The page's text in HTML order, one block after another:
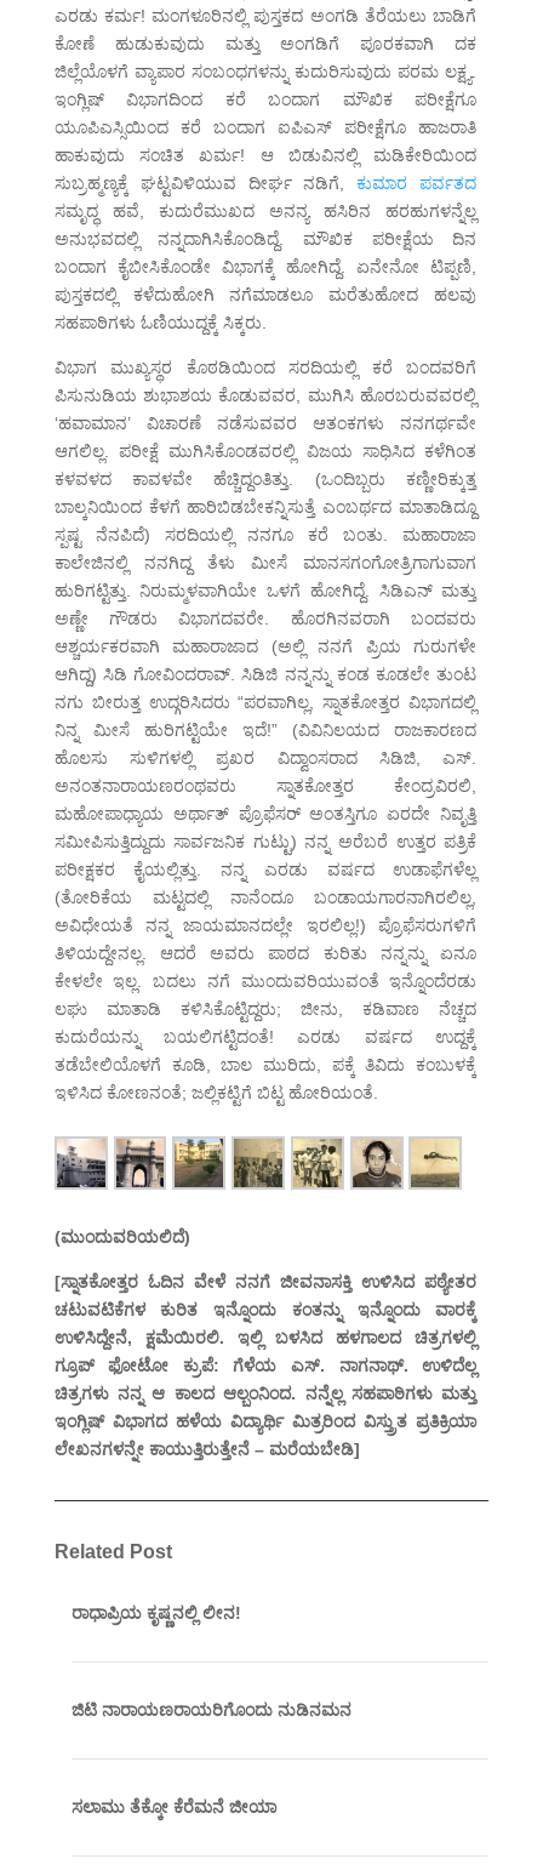
ಎರಡು ಕರ್ಮ! ಮಂಗಳೂರಿನಲ್ಲಿ ಪುಸ್ತಕದ ಅಂಗಡಿ ತೆರೆಯಲು ಬಾಡಿಗೆ
ಕೋಣೆ ಹುಡುಕುವುದು ಮತ್ತು ಅಂಗಡಿಗೆ ಪೂರಕವಾಗಿ ದಕ
ಜಿಲ್ಲೆಯೊಳಗೆ ವ್ಯಾಪಾರ ಸಂಬಂಧಗಳನ್ನು ಕುದುರಿಸುವುದು ಪರಮ ಲಕ್ಷ್ಯ.
ಇಂಗ್ಲಿಷ್ ವಿಭಾಗದಿಂದ ಕರೆ ಬಂದಾಗ ಮೌಖಿಕ ಪರೀಕ್ಷೆಗೂ
ಯೂಪಿಎಸ್ಸಿಯಿಂದ ಕರೆ ಬಂದಾಗ ಐಪಿಎಸ್ ಪರೀಕ್ಷೆಗೂ ಹಾಜರಾತಿ
ಹಾಕುವುದು ಸಂಚಿತ ಖರ್ಮ! ಆ ಬಿಡುವಿನಲ್ಲಿ ಮಡಿಕೇರಿಯಿಂದ
ಸುಬ್ರಹ್ಮಣ್ಯಕ್ಕೆ ಘಟ್ಟವಿಳಿಯುವ ದೀರ್ಘ ನಡಿಗೆ,ಕುಮಾರ ಪರ್ವತದ
ಸಮೃದ್ಧ ಹವೆ, ಕುದುರೆಮುಖದ ಅನನ್ಯ ಹಸಿರಿನ ಹರಹುಗಳನ್ನೆಲ್ಲ
ಅನುಭವದಲ್ಲಿ ನನ್ನದಾಗಿಸಿಕೊಂಡಿದ್ದೆ. ಮೌಖಿಕ ಪರೀಕ್ಷೆಯ ದಿನ
ಬಂದಾಗ ಕೈಬೀಸಿಕೊಂಡೇ ವಿಭಾಗಕ್ಕೆ ಹೋಗಿದ್ದೆ. ಏನೇನೋ ಟಿಪ್ಪಣಿ,
ಪುಸ್ತಕದಲ್ಲಿ ಕಳೆದುಹೋಗಿ ನಗೆಮಾಡಲೂ ಮರೆತುಹೋದ ಹಲವು
ಸಹಪಾಠಿಗಳು ಓಣಿಯುದ್ದಕ್ಕೆ ಸಿಕ್ಕರು.
ವಿಭಾಗ ಮುಖ್ಯಸ್ಥರ ಕೊಠಡಿಯಿಂದ ಸರದಿಯಲ್ಲಿ ಕರೆ ಬಂದವರಿಗೆ
ಪಿಸುನುಡಿಯ ಶುಭಾಶಯ ಕೊಡುವವರ, ಮುಗಿಸಿ ಹೊರಬರುವವರಲ್ಲಿ
‘ಹವಾಮಾನ’ ವಿಚಾರಣೆ ನಡೆಸುವವರ ಆತಂಕಗಳು ನನಗರ್ಥವೇ
ಆಗಲಿಲ್ಲ. ಪರೀಕ್ಷೆ ಮುಗಿಸಿಕೊಂಡವರಲ್ಲಿ ವಿಜಯ ಸಾಧಿಸಿದ ಕಳೆಗಿಂತ
ಕಳವಳದ ಕಾವಳವೇ ಹೆಚ್ಚಿದ್ದಂತಿತ್ತು. (ಒಂದಿಬ್ಬರು ಕಣ್ಣೀರಿಕ್ಕುತ್ತ
ಬಾಲ್ಕನಿಯಿಂದ ಕೆಳಗೆ ಹಾರಿಬಿಡಬೇಕನ್ನಿಸುತ್ತೆ ಎಂಬರ್ಥದ ಮಾತಾಡಿದ್ದೂ
ಸ್ಪಷ್ಟ ನೆನಪಿದೆ) ಸರದಿಯಲ್ಲಿ ನನಗೂ ಕರೆ ಬಂತು. ಮಹಾರಾಜಾ
ಕಾಲೇಜಿನಲ್ಲಿ ನನಗಿದ್ದ ತೆಳು ಮೀಸೆ ಮಾನಸಗಂಗೋತ್ರಿಗಾಗುವಾಗ
ಹುರಿಗಟ್ಟಿತ್ತು. ನಿರುಮ್ಮಳವಾಗಿಯೇ ಒಳಗೆ ಹೋಗಿದ್ದೆ. ಸಿಡಿಎನ್ ಮತ್ತು
ಅಣ್ಣೇ ಗೌಡರು ವಿಭಾಗದವರೇ. ಹೊರಗಿನವರಾಗಿ ಬಂದವರು
ಆಶ್ಚರ್ಯಕರವಾಗಿ ಮಹಾರಾಜಾದ (ಅಲ್ಲಿ ನನಗೆ ಪ್ರಿಯ ಗುರುಗಳೇ
ಆಗಿದ್ದ) ಸಿಡಿ ಗೋವಿಂದರಾವ್. ಸಿಡಿಜಿ ನನ್ನನ್ನು ಕಂಡ ಕೂಡಲೇ ತುಂಟ
ನಗು ಬೀರುತ್ತ ಉದ್ಗರಿಸಿದರು “ಪರವಾಗಿಲ್ಲ, ಸ್ನಾತಕೋತ್ತರ ವಿಭಾಗದಲ್ಲಿ
ನಿನ್ನ ಮೀಸೆ ಹುರಿಗಟ್ಟಿಯೇ ಇದೆ!” (ವಿವಿನಿಲಯದ ರಾಜಕಾರಣದ
ಹೊಲಸು ಸುಳಿಗಳಲ್ಲಿ ಪ್ರಖರ ವಿದ್ವಾಂಸರಾದ ಸಿಡಿಜಿ, ಎಸ್.
ಅನಂತನಾರಾಯಣರಂಥವರು ಸ್ನಾತಕೋತ್ತರ ಕೇಂದ್ರವಿರಲಿ,
ಮಹೋಪಾಧ್ಯಾಯ ಅರ್ಥಾತ್ ಪ್ರೊಫೆಸರ್ ಅಂತಸ್ತಿಗೂ ಏರದೇ ನಿವೃತ್ತಿ
ಸಮೀಪಿಸುತ್ತಿದ್ದುದು ಸಾರ್ವಜನಿಕ ಗುಟ್ಟು) ನನ್ನ ಅರೆಬರೆ ಉತ್ತರ ಪತ್ರಿಕೆ
ಪರೀಕ್ಷಕರ ಕೈಯಲ್ಲಿತ್ತು. ನನ್ನ ಎರಡು ವರ್ಷದ ಉಡಾಫೆಗಳೆಲ್ಲ
(ತೋರಿಕೆಯ ಮಟ್ಟದಲ್ಲಿ ನಾನೆಂದೂ ಬಂಡಾಯಗಾರನಾಗಿರಲಿಲ್ಲ,
ಅವಿಧೇಯತೆ ನನ್ನ ಜಾಯಮಾನದಲ್ಲೇ ಇರಲಿಲ್ಲ!) ಪ್ರೊಫೆಸರುಗಳಿಗೆ
ತಿಳಿಯದ್ದೇನಲ್ಲ. ಆದರೆ ಅವರು ಪಾಠದ ಕುರಿತು ನನ್ನನ್ನು ಏನೂ
ಕೇಳಲೇ ಇಲ್ಲ. ಬದಲು ನಗೆ ಮುಂದುವರಿಯುವಂತೆ ಇನ್ನೊಂದೆರಡು
ಲಘು ಮಾತಾಡಿ ಕಳಿಸಿಕೊಟ್ಟಿದ್ದರು; ಜೀನು, ಕಡಿವಾಣ ನೆಚ್ಚದ
ಕುದುರೆಯನ್ನು ಬಯಲಿಗಟ್ಟಿದಂತೆ! ಎರಡು ವರ್ಷದ ಉದ್ದಕ್ಕೆ
ತಡೆಬೇಲಿಯೊಳಗೆ ಕೂಡಿ, ಬಾಲ ಮುರಿದು, ಪಕ್ಕೆ ತಿವಿದು ಕಂಬುಳಕ್ಕೆ
ಇಳಿಸಿದ ಕೋಣನಂತೆ; ಜಲ್ಲಿಕಟ್ಟಿಗೆ ಬಿಟ್ಟ ಹೋರಿಯಂತೆ.
(ಮುಂದುವರಿಯಲಿದೆ)
[ಸ್ನಾತಕೋತ್ತರ ಓದಿನ ವೇಳೆ ನನಗೆ ಜೀವನಾಸಕ್ತಿ ಉಳಿಸಿದ ಪಠ್ಯೇತರ
ಚಟುವಟಿಕೆಗಳ ಕುರಿತ ಇನ್ನೊಂದು ಕಂತನ್ನು ಇನ್ನೊಂದು ವಾರಕ್ಕೆ
ಉಳಿಸಿದ್ದೇನೆ, ಕ್ಷಮೆಯಿರಲಿ. ಇಲ್ಲಿ ಬಳಸಿದ ಹಳಗಾಲದ ಚಿತ್ರಗಳಲ್ಲಿ
ಗ್ರೂಪ್ ಫೋಟೋ ಕ್ರುಪೆ: ಗೆಳೆಯ ಎಸ್. ನಾಗನಾಥ್. ಉಳಿದೆಲ್ಲ
ಚಿತ್ರಗಳು ನನ್ನ ಆ ಕಾಲದ ಆಲ್ಬಂನಿಂದ. ನನ್ನೆಲ್ಲ ಸಹಪಾಠಿಗಳು ಮತ್ತು
ಇಂಗ್ಲಿಷ್ ವಿಭಾಗದ ಹಳೆಯ ವಿದ್ಯಾರ್ಥಿ ಮಿತ್ರರಿಂದ ವಿಸ್ತ್ರುತ ಪ್ರತಿಕ್ರಿಯಾ
ಲೇಖನಗಳನ್ನೇ ಕಾಯುತ್ತಿರುತ್ತೇನೆ – ಮರೆಯಬೇಡಿ]
Related Post
ರಾಧಾಪ್ರಿಯ ಕೃಷ್ಣನಲ್ಲಿ ಲೀನ!
ಜಿಟಿ ನಾರಾಯಣರಾಯರಿಗೊಂದು ನುಡಿನಮನ
ಸಲಾಮು ತೆಕ್ಕೋ ಕೆರೆಮನೆ ಜೀಯಾ